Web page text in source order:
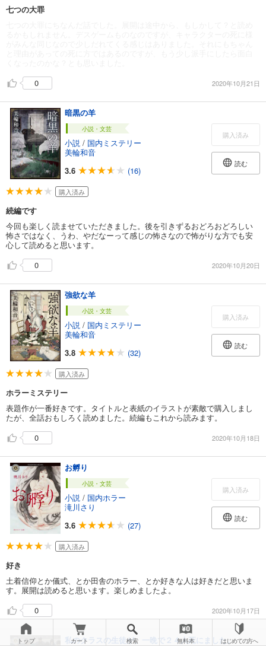
七つの大罪
0
2020年10月21日
暗黒の羊
小説・文芸
小説 / 国内ミステリー
美輪和音
3.6
(16)
購入済み
読む
購入済み
続編です
今回も楽しく読ませていただきました。後を引きずるおどろおどろしい
怖さではなく、うわ、やだなーって感じの怖さなので怖がりな方でも安
心して読めると思います。
0
2020年10月20日
強欲な羊
小説・文芸
小説 / 国内ミステリー
美輪和音
3.8
(32)
購入済み
読む
購入済み
ホラーミステリー
表題作が一番好きです。タイトルと表紙のイラストが素敵で購入しまし
たが、全話おもしろく読めました。続編もこれから読みます。
0
2020年10月18日
お孵り
小説・文芸
小説 / 国内ホラー
滝川さり
3.6
(27)
購入済み
読む
購入済み
好き
土着信仰とか儀式、とか田舎のホラー、とか好きな人は好きだと思いま
す。展開は読めると思います。楽しめましたよ。
0
2020年10月17日
私のクラスの生徒が、一晩で２４人死にました。
トップ カート 検索 無料本 はじめての方へ